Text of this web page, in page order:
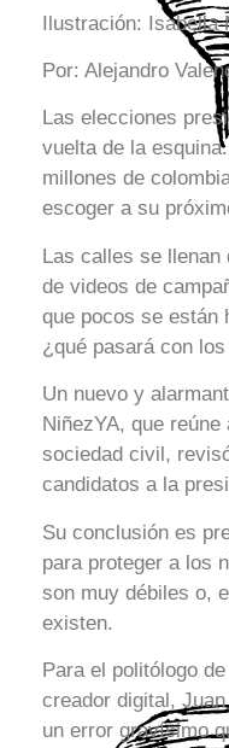
Ilustración: Isabella
Por: Alejandro
Las elecciones
vuelta de la
millones de
escoger a su
Las calles se
de videos de
que pocos se están
¿qué pasará con
Un nuevo y
NiñezYA, que
sociedad civil,
candidatos a la
Su conclusión es
para proteger a los
son muy débiles o,
existen.
Para el politólogo
creador digital,
un error gravísimo